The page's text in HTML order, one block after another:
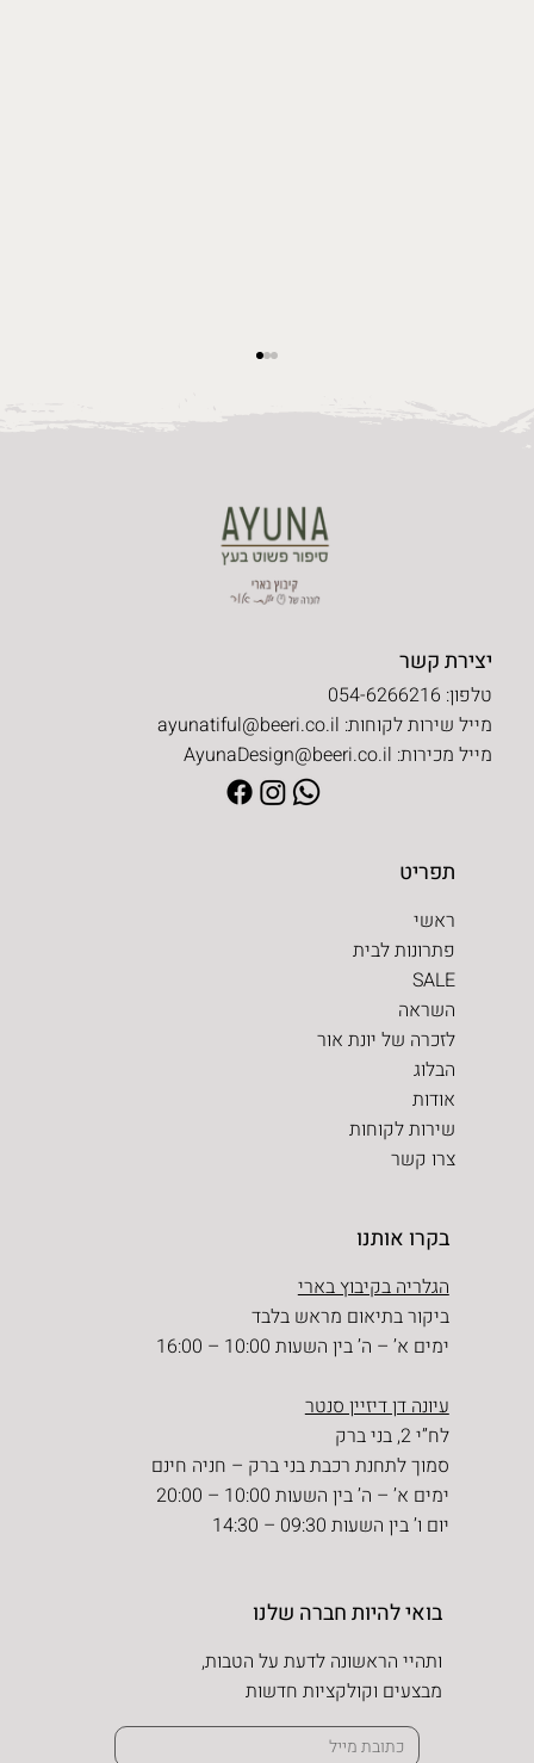
טיפים של יונת ז"ל לעיצוב הבית
בקרו אותנו
הגלריה בקיבוץ בארי
ביקור בתיאום מראש בלבד
ימים א’ – ה’ בין השעות 10:00 – 16:00
עיונה דן דיזיין סנטר
לח”י 2, בני ברק
סמוך לתחנת רכבת בני ברק – חניה חינם
ימים א’ – ה’ בין השעות 10:00 – 20:00
יום ו’ בין השעות 09:30 – 14:30
תפריט
ראשי
פתרונות לבית
SALE
השראה
לזכרה של יונת אור
הבלוג
אודות
שירות לקוחות
צרו קשר
בואי להיות חברה שלנו
ותהיי הראשונה לדעת על הטבות,
מבצעים וקולקציות חדשות
יצירת קשר
טלפון: 054-6266216
מייל שירות לקוחות: ayunatiful@beeri.co.il
מייל מכירות: AyunaDesign@beeri.co.il